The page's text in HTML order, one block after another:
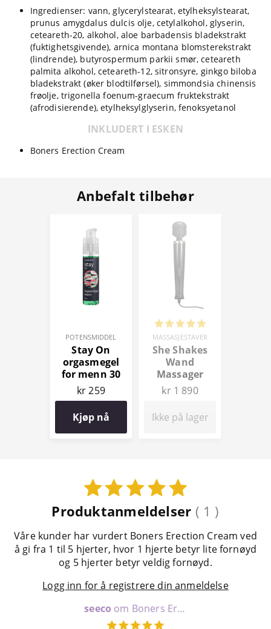
Ingredienser: vann, glycerylstearat, etylheksylstearat,
prunus amygdalus dulcis olje, cetylalkohol, glyserin,
ceteareth-20, alkohol, aloe barbadensis bladekstrakt
(fuktighetsgivende), arnica montana blomsterekstrakt
(lindrende), butyrospermum parkii smør, ceteareth
palmita alkohol, ceteareth-12, sitronsyre, ginkgo biloba
bladekstrakt (øker blodtilførsel), simmondsia chinensis
frøolje, trigonella foenum-graecum fruktekstrakt
(afrodisierende), etylheksylglyserin, fenoksyetanol
INKLUDERT I ESKEN
Boners Erection Cream
Anbefalt tilbehør
POTENSMIDDEL
Stay On
orgasmegel
for menn 30
ml
kr 259
Kjøp nå
MASSASJESTAVER
She Shakes
Wand
Massager
kr 1 890
Ikke på lager
Produktanmeldelser ( 1 )
Våre kunder har vurdert Boners Erection Cream ved
å gi fra 1 til 5 hjerter, hvor 1 hjerte betyr lite fornøyd
og 5 hjerter betyr veldig fornøyd.
Logg inn for å registrere din anmeldelse
seeco om Boners Erection Cream